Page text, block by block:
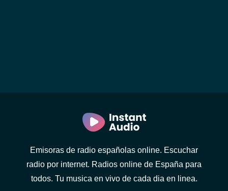
Emisoras de radio españolas online. Escuchar
radio por internet. Radios online de España para
todos. Tu musica en vivo de cada dia en linea.